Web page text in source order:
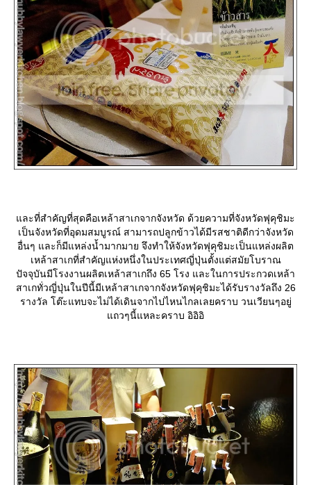
ละที่สำคัญที่สุดคือเหล้าสาเกจากจังหวัด ด้วยความที่จังหวัดฟุคุชิมะ
เป็นจังหวัดที่อุดมสมบูรณ์ สามารถปลูกข้าวได้มีรสชาติดีกว่าจังหวัด
อื่นๆ และก็มีแหล่งน้ำมากมาย จึงทำให้จังหวัดฟุคุชิมะเป็นแหล่งผลิต
เหล้าสาเกที่สำคัญแห่งหนึ่งในประเทศญี่ปุ่นตั้งแต่สมัยโบราณ
ปัจจุบันมีโรงงานผลิตเหล้าสาเกถึง 65 โรง และในการประกวดเหล้า
สาเกทั่วญี่ปุ่นในปีนี้มีเหล้าสาเกจากจังหวัดฟุคุชิมะได้รับรางวัลถึง 26
รางวัล โต๊ะแทบจะไม่ได้เดินจากไปไหนไกลเลยคราบ วนเวียนๆอยู่
ถวๆนี้แหละคราบ อิอิอิ